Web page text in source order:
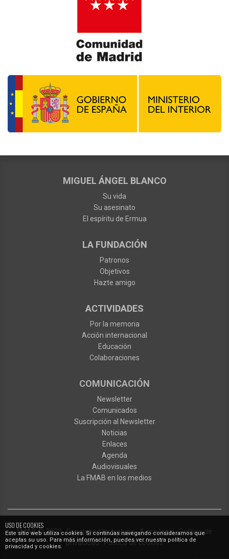
USO DE COOKIES
Este sitio web utiliza cookies. Si continúas navegando consideramos que
aceptas su uso. Para más información, puedes ver nuestra política de
privacidad y cookies.
MIGUEL ÁNGEL BLANCO
Su vida
Su asesinato
El espíritu de Ermua
LA FUNDACIÓN
Patronos
Objetivos
Hazte amigo
ACTIVIDADES
Por la memoria
Acción internacional
Educación
Colaboraciones
COMUNICACIÓN
Newsletter
Comunicados
Suscripción al Newsletter
Noticias
Enlaces
Agenda
Audiovisuales
La FMAB en los medios
FMAB© 2023·Developed byIxotype·Aviso legal·Política de
privacidad·Política de cookies